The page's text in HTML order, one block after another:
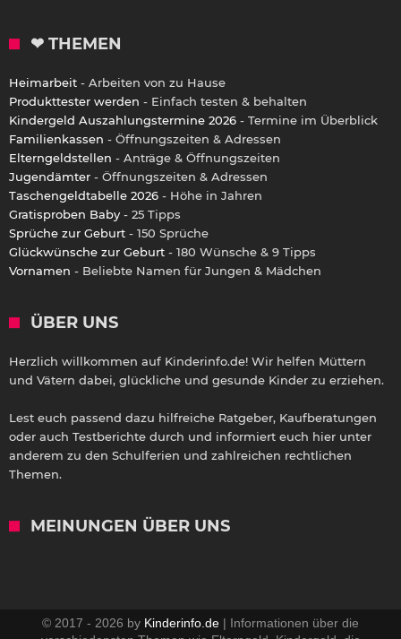
❤ THEMEN
Heimarbeit - Arbeiten von zu Hause
Produkttester werden - Einfach testen & behalten
Kindergeld Auszahlungstermine 2026 - Termine im Überblick
Familienkassen - Öffnungszeiten & Adressen
Elterngeldstellen - Anträge & Öffnungszeiten
Jugendämter - Öffnungszeiten & Adressen
Taschengeldtabelle 2026 - Höhe in Jahren
Gratisproben Baby - 25 Tipps
Sprüche zur Geburt - 150 Sprüche
Glückwünsche zur Geburt - 180 Wünsche & 9 Tipps
Vornamen - Beliebte Namen für Jungen & Mädchen
ÜBER UNS
Herzlich willkommen auf Kinderinfo.de! Wir helfen Müttern
und Vätern dabei, glückliche und gesunde Kinder zu erziehen.
Lest euch passend dazu hilfreiche Ratgeber, Kaufberatungen
oder auch Testberichte durch und informiert euch hier unter
anderem zu den Schulferien und zahlreichen rechtlichen
Themen.
MEINUNGEN ÜBER UNS
© 2017 - 2026 by Kinderinfo.de | Informationen über die